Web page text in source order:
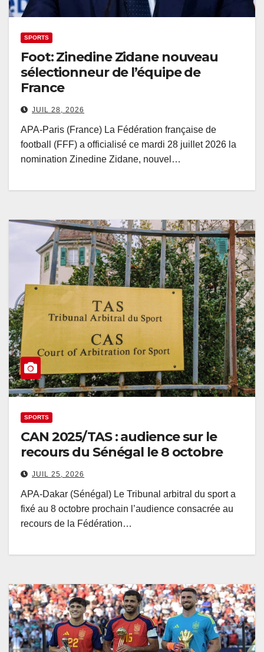
SPORTS
Foot: Zinedine Zidane nouveau
sélectionneur de l’équipe de
France
JUIL 28, 2026
APA-Paris (France) La Fédération française de
football (FFF) a officialisé ce mardi 28 juillet 2026 la
nomination Zinedine Zidane, nouvel…
SPORTS
CAN 2025/TAS : audience sur le
recours du Sénégal le 8 octobre
JUIL 25, 2026
APA-Dakar (Sénégal) Le Tribunal arbitral du sport a
fixé au 8 octobre prochain l’audience consacrée au
recours de la Fédération…